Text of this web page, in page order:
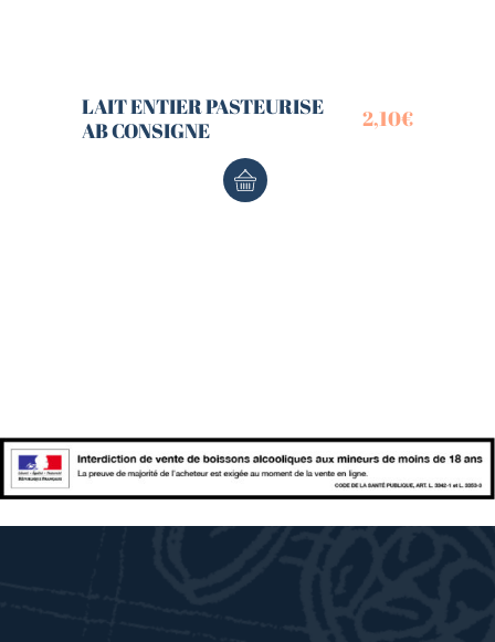
LAIT ENTIER PASTEURISE
AB CONSIGNE
2,10€